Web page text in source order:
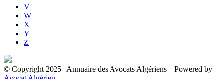
V
W
X
Y
Z
© Copyright 2025 | Annuaire des Avocats Algériens – Powered by